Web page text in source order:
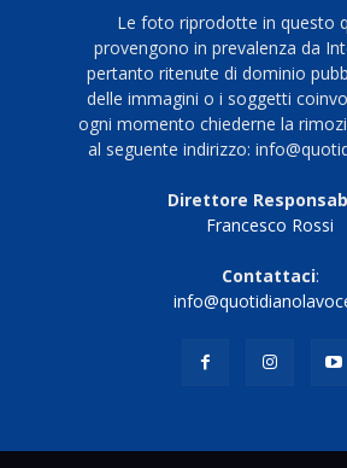
Le foto riprodotte in questo
provengono in prevalenza da
pertanto ritenute di dominio
delle immagini o i soggetti
ogni momento chiederne la
al seguente indirizzo:
Direttore
Francesco Rossi
Contattaci: